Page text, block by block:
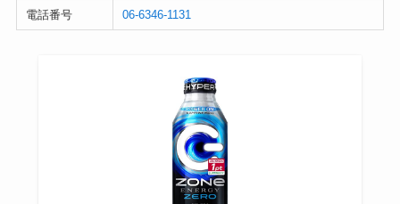
電話番号 06-6346-1131